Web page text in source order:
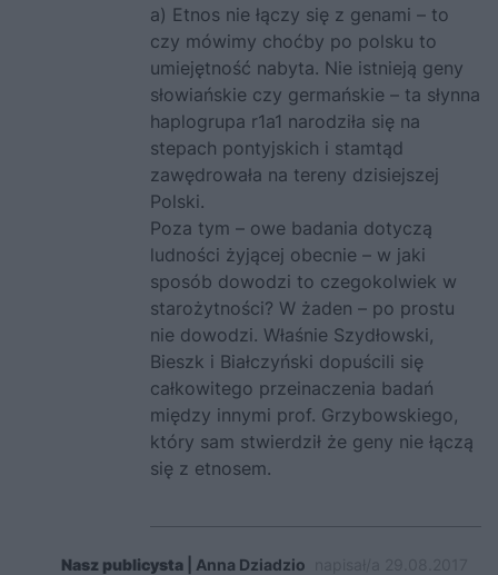
a) Etnos nie łączy się z genami – to
czy mówimy choćby po polsku to
umiejętność nabyta. Nie istnieją geny
słowiańskie czy germańskie – ta słynna
haplogrupa r1a1 narodziła się na
stepach pontyjskich i stamtąd
zawędrowała na tereny dzisiejszej
Polski.
Poza tym – owe badania dotyczą
ludności żyjącej obecnie – w jaki
sposób dowodzi to czegokolwiek w
starożytności? W żaden – po prostu
nie dowodzi. Właśnie Szydłowski,
Bieszk i Białczyński dopuścili się
całkowitego przeinaczenia badań
między innymi prof. Grzybowskiego,
który sam stwierdził że geny nie łączą
się z etnosem.
Nasz publicysta | Anna Dziadzio